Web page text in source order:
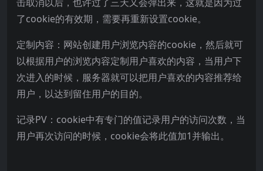
了cookie的有效期，需要再重新设置cookie。
定制内容：网站创建用户浏览内容的cookie，然后就可
以根据用户的浏览内容定制用户喜欢的内容，当用户下
次进入的时候，服务器就可以把用户喜欢的内容推荐给
用户，以达到留住用户的目的。
记录PV：cookie中有专门的值记录用户的访问次数，当
用户再次访问的时候，cookie会将此值加1并输出。